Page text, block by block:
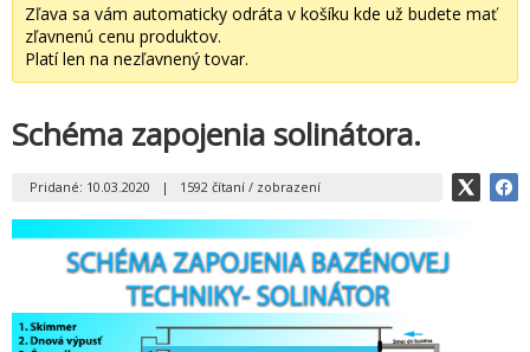
Zľava sa vám automaticky odráta v košíku kde už budete mať
zľavnenú cenu produktov.
Platí len na nezľavnený tovar.
Schéma zapojenia solinátora.
Pridané: 10.03.2020 | 1592 čítaní / zobrazení